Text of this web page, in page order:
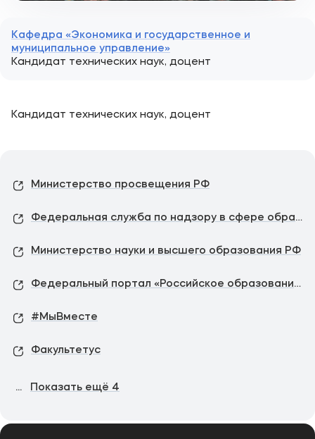
Кафедра «Экономика и государственное и
муниципальное управление»
Кандидат технических наук, доцент
Кандидат технических наук, доцент
Министерство просвещения РФ
Федеральная служба по надзору в сфере образования и науки
Министерство науки и высшего образования РФ
Федеральный портал «Российское образование»
#МыВместе
Факультетус
... Показать ещё 4